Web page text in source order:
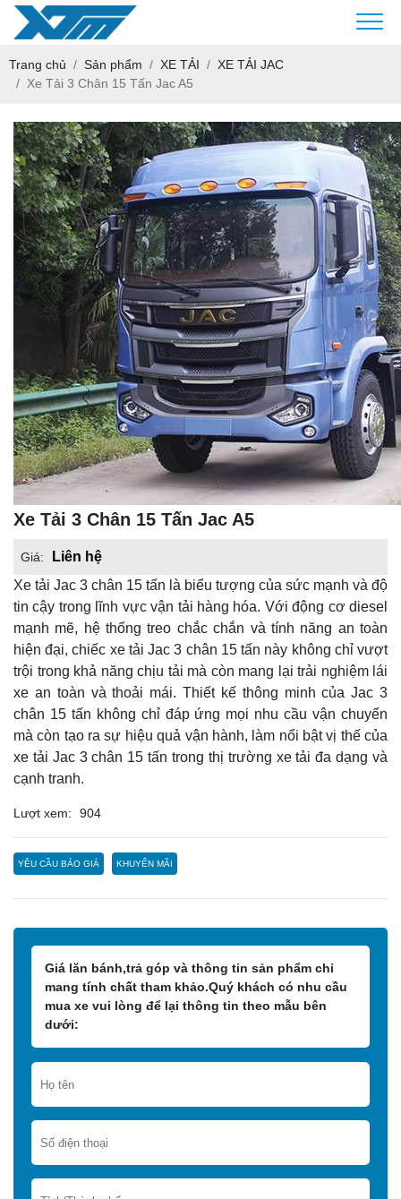
Trang chủ Sản phẩm XE TẢI
XE TẢI JAC
Xe Tải 3 Chân 15 Tấn Jac A5
Xe Tải 3 Chân 15 Tấn Jac A5
Giá:
Liên hệ
Xe tải Jac 3 chân 15 tấn là biểu tượng của sức mạnh và độ
tin cậy trong lĩnh vực vận tải hàng hóa. Với động cơ diesel
mạnh mẽ, hệ thống treo chắc chắn và tính năng an toàn
hiện đại, chiếc xe tải Jac 3 chân 15 tấn này không chỉ vượt
trội trong khả năng chịu tải mà còn mang lại trải nghiệm lái
xe an toàn và thoải mái. Thiết kế thông minh của Jac 3
chân 15 tấn không chỉ đáp ứng mọi nhu cầu vận chuyển
mà còn tạo ra sự hiệu quả vận hành, làm nổi bật vị thế của
xe tải Jac 3 chân 15 tấn trong thị trường xe tải đa dạng và
cạnh tranh.
Lượt xem: 904
YÊU CẦU BÁO GIÁ KHUYẾN MÃI
Giá lăn bánh,trả góp và thông tin sản phẩm chỉ
mang tính chất tham khảo.Quý khách có nhu cầu
mua xe vui lòng để lại thông tin theo mẫu bên
dưới: